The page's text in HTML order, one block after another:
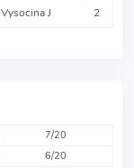
Vysocina J 2
7/20
6/20